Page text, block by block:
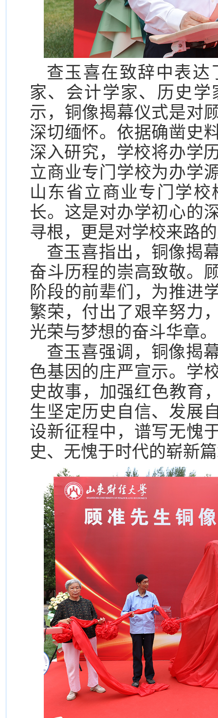
查玉喜在致辞中表
家、会计学家、历史
示，铜像揭幕仪式是对
深切缅怀。依据确凿史
深入研究，学校将办学
立商业专门学校为办学
山东省立商业专门学
长。这是对办学初心的
寻根，更是对学校来路
查玉喜指出，铜像揭
奋斗历程的崇高致敬。
阶段的前辈们，为推进
繁荣，付出了艰辛努力
光荣与梦想的奋斗华章。
查玉喜强调，铜像揭
色基因的庄严宣示。学
史故事，加强红色教育
生坚定历史自信、发展
设新征程中，谱写无愧
史、无愧于时代的崭新